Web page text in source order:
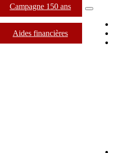
Campagne 150 ans
Aides financières